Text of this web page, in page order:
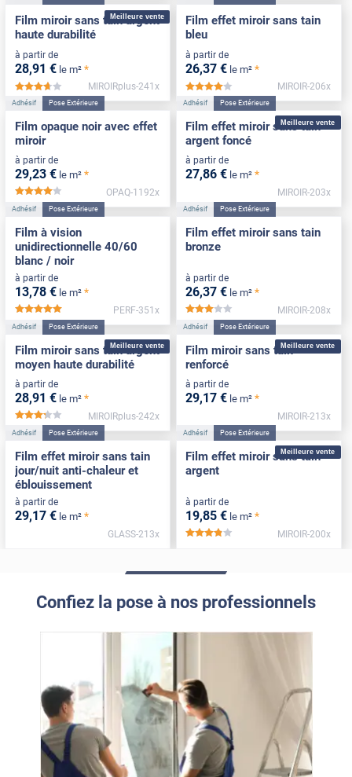
Meilleure vente
Film miroir sans tain argent
haute durabilité
à partir de
28,91 € le m² *
*****
MIROIRplus-241x
Film effet miroir sans tain
bleu
à partir de
26,37 € le m² *
*****
MIROIR-206x
Adhésif Pose Extérieure
Film opaque noir avec effet
miroir
à partir de
29,23 € le m² *
*****
OPAQ-1192x
Meilleure vente
Adhésif Pose Extérieure
Film effet miroir sans tain
argent foncé
à partir de
27,86 € le m² *
MIROIR-203x
Adhésif Pose Extérieure
Film à vision
unidirectionnelle 40/60
blanc / noir
à partir de
13,78 € le m² *
PERF-351x
Adhésif Pose Extérieure
Film effet miroir sans tain
bronze
à partir de
26,37 € le m² *
*****
MIROIR-208x
Meilleure vente
Adhésif Pose Extérieure
Film miroir sans tain argent
moyen haute durabilité
à partir de
28,91 € le m² *
*****
MIROIRplus-242x
Meilleure vente
Adhésif Pose Extérieure
Film miroir sans tain
renforcé
à partir de
29,17 € le m² *
MIROIR-213x
Adhésif Pose Extérieure
Film effet miroir sans tain
jour/nuit anti-chaleur et
éblouissement
à partir de
29,17 € le m² *
GLASS-213x
Meilleure vente
Adhésif Pose Extérieure
Film effet miroir sans tain
argent
à partir de
19,85 € le m² *
*****
MIROIR-200x
Confiez la pose à nos professionnels